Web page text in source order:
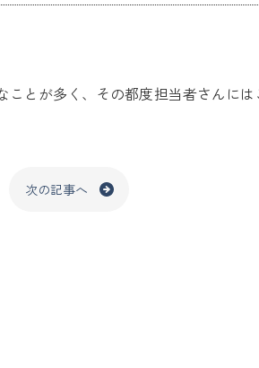
とが多く、その都度担当者さんに
次の記事へ